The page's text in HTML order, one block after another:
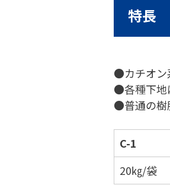
特長
●カチオン
●各種下地
●普通の樹
C-1
20㎏/袋